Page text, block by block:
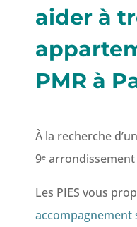
aider à
PMR à
À la recherche
9ᵉ arrondissement
Les PIES vous
accompagnement